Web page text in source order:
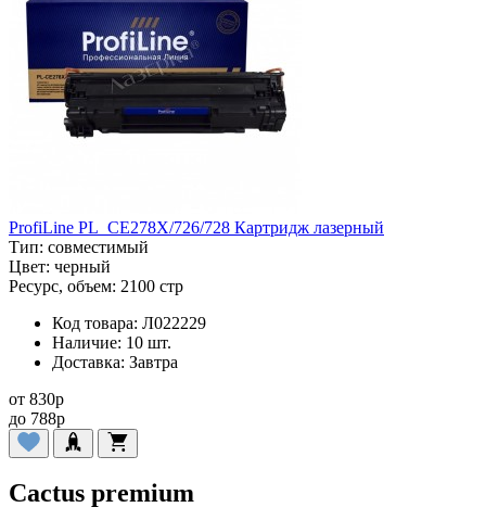
ProfiLine PL_CE278X/726/728 Картридж лазерный
Тип: совместимый
Цвет: черный
Ресурс, объем: 2100 стр
Код товара: Л022229
Наличие: 10 шт.
Доставка: Завтра
от 830p
до 788p
Cactus premium